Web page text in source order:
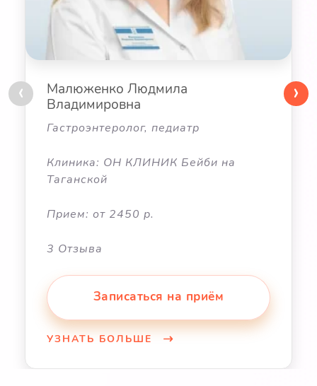
Малюженко Людмила
Владимировна
Гастроэнтеролог, педиатр
Клиника: ОН КЛИНИК Бейби на
Таганской
Прием: от 2450 р.
3 Отзыва
Записаться на приём
УЗНАТЬ БОЛЬШЕ
‹ ›